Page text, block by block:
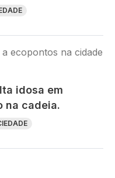
idosa em
na cadeia.